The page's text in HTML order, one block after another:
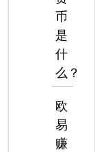
币
是
什
么？
欧
易
赚